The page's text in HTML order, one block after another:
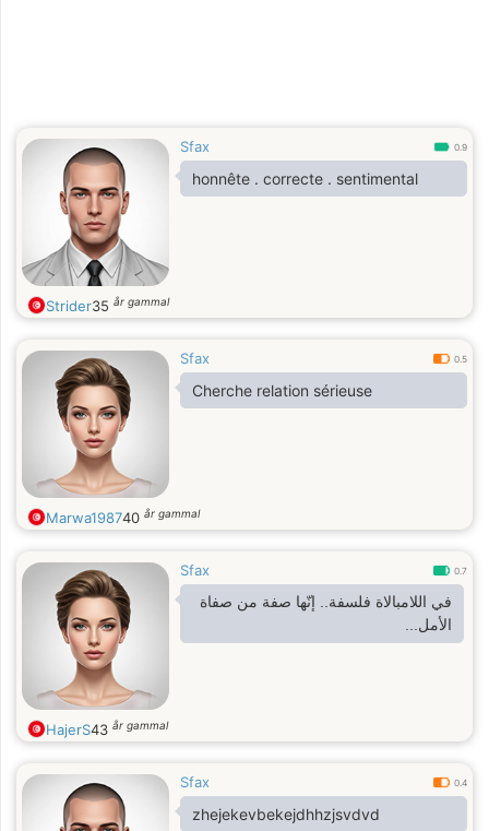
Sfax 0.9
honnête . correcte . sentimental
Strider35 år gammal
Sfax 0.5
Cherche relation sérieuse
Marwa198740 år gammal
Sfax 0.7
في اللامبالاة فلسفة.. إنّها صفة من صفاة
الأمل...
HajerS43 år gammal
Sfax 0.4
zhejekevbekejdhhzjsvdvd